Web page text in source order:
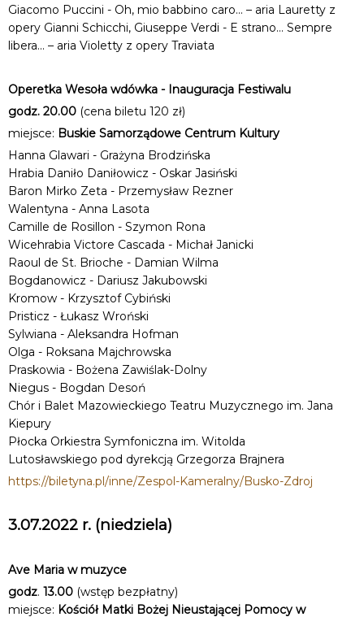
Giacomo Puccini - Oh, mio babbino caro... – aria Lauretty z
opery Gianni Schicchi, Giuseppe Verdi - E strano... Sempre
libera... – aria Violetty z opery Traviata
Operetka Wesoła wdówka - Inauguracja Festiwalu
godz. 20.00 (cena biletu 120 zł)
miejsce: Buskie Samorządowe Centrum Kultury
Hanna Glawari - Grażyna Brodzińska
Hrabia Daniło Daniłowicz - Oskar Jasiński
Baron Mirko Zeta - Przemysław Rezner
Walentyna - Anna Lasota
Camille de Rosillon - Szymon Rona
Wicehrabia Victore Cascada - Michał Janicki
Raoul de St. Brioche - Damian Wilma
Bogdanowicz - Dariusz Jakubowski
Kromow - Krzysztof Cybiński
Pristicz - Łukasz Wroński
Sylwiana - Aleksandra Hofman
Olga - Roksana Majchrowska
Praskowia - Bożena Zawiślak-Dolny
Niegus - Bogdan Desoń
Chór i Balet Mazowieckiego Teatru Muzycznego im. Jana
Kiepury
Płocka Orkiestra Symfoniczna im. Witolda
Lutosławskiego pod dyrekcją Grzegorza Brajnera
https://biletyna.pl/inne/Zespol-Kameralny/Busko-Zdroj
3.07.2022 r. (niedziela)
Ave Maria w muzyce
godz. 13.00 (wstęp bezpłatny)
miejsce: Kościół Matki Bożej Nieustającej Pomocy w